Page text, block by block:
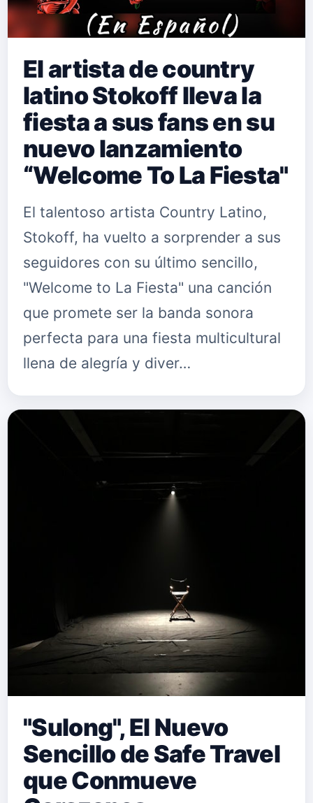
El artista de country
latino Stokoff lleva la
fiesta a sus fans en su
nuevo lanzamiento
“Welcome To La Fiesta"
El talentoso artista Country Latino,
Stokoff, ha vuelto a sorprender a sus
seguidores con su último sencillo,
"Welcome to La Fiesta" una canción
que promete ser la banda sonora
perfecta para una fiesta multicultural
llena de alegría y diver…
"Sulong", El Nuevo
Sencillo de Safe Travel
que Conmueve